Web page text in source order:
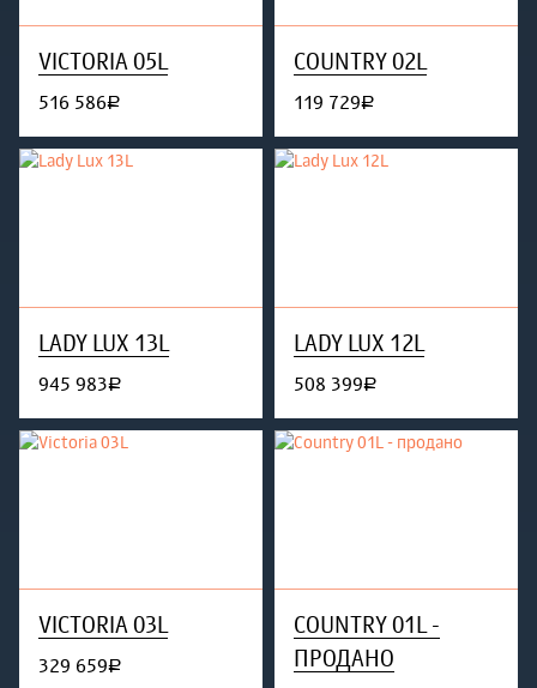
VICTORIA 05L
516 586руб.
COUNTRY 02L
119 729руб.
LADY LUX 13L
945 983руб.
LADY LUX 12L
508 399руб.
VICTORIA 03L
329 659руб.
COUNTRY 01L -
ПРОДАНО